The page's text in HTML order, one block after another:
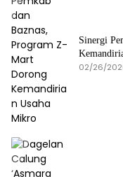
Sinergi
02/26/